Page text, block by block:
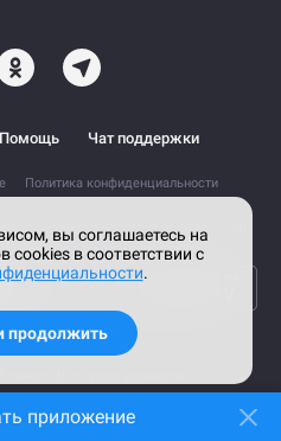
Помощь Чат поддержки
Политика конфиденциальности
рекомендательные технологии
приложение
вы соглашаетесь на
cookies в соответствии с
.
продолжить